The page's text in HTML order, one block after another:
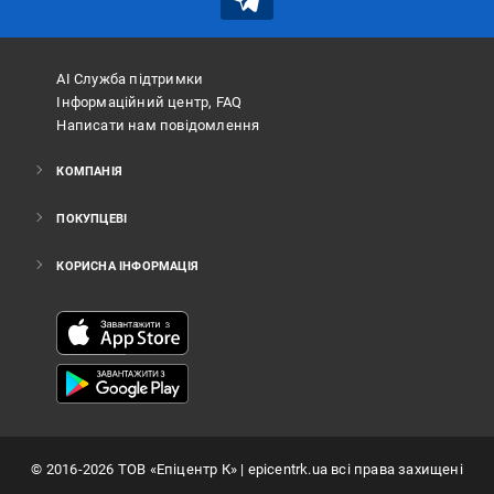
АІ Служба підтримки
Інформаційний центр, FAQ
Написати нам повідомлення
КОМПАНІЯ
ПОКУПЦЕВІ
КОРИСНА ІНФОРМАЦІЯ
© 2016-2026 ТОВ «Епіцентр К»| epicentrk.ua всі права захищені